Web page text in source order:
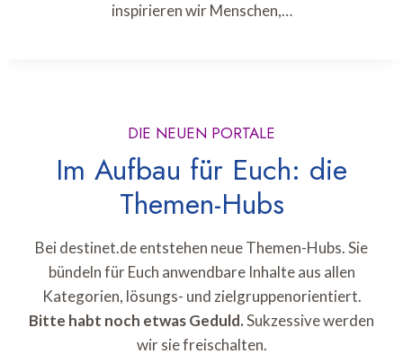
inspirieren wir Menschen,…
DIE NEUEN PORTALE
Im Aufbau für Euch: die
Themen-Hubs
Bei destinet.de entstehen neue Themen-Hubs. Sie
bündeln für Euch anwendbare Inhalte aus allen
Kategorien, lösungs- und zielgruppenorientiert.
Bitte habt noch etwas Geduld.Sukzessive werden
wir sie freischalten.